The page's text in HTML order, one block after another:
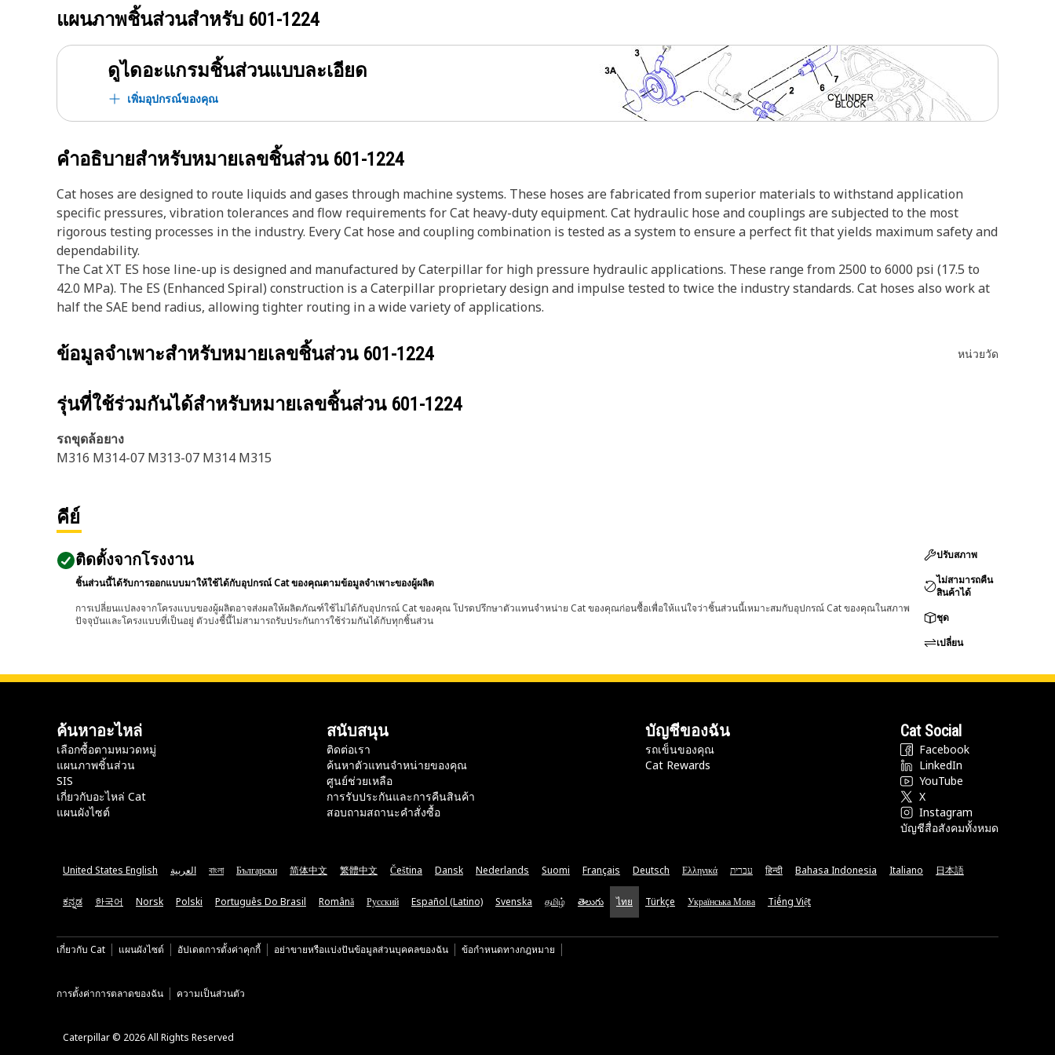
แผนภาพชิ้นส่วนสำหรับ 601-1224
ดูไดอะแกรมชิ้นส่วนแบบละเอียด
เพิ่มอุปกรณ์ของคุณ
คำอธิบายสำหรับหมายเลขชิ้นส่วน 601-1224
Cat hoses are designed to route liquids and gases through machine systems. These hoses are fabricated from superior materials to withstand application
specific pressures, vibration tolerances and flow requirements for Cat heavy-duty equipment. Cat hydraulic hose and couplings are subjected to the most
rigorous testing processes in the industry. Every Cat hose and coupling combination is tested as a system to ensure a perfect fit that yields maximum safety and
dependability.
The Cat XT ES hose line-up is designed and manufactured by Caterpillar for high pressure hydraulic applications. These range from 2500 to 6000 psi (17.5 to
42.0 MPa). The ES (Enhanced Spiral) construction is a Caterpillar proprietary design and impulse tested to twice the industry standards. Cat hoses also work at
half the SAE bend radius, allowing tighter routing in a wide variety of applications.
ข้อมูลจำเพาะสำหรับหมายเลขชิ้นส่วน 601-1224 หน่วยวัด
รุ่นที่ใช้ร่วมกันได้สำหรับหมายเลขชิ้นส่วน 601-1224
รถขุดล้อยาง
M316 M314-07 M313-07 M314 M315
คีย์
ติดตั้งจากโรงงาน
ชิ้นส่วนนี้ได้รับการออกแบบมาให้ใช้ได้กับอุปกรณ์ Cat ของคุณตามข้อมูลจำเพาะของผู้ผลิต
การเปลี่ยนแปลงจากโครงแบบของผู้ผลิตอาจส่งผลให้ผลิตภัณฑ์ใช้ไม่ได้กับอุปกรณ์ Cat ของคุณ โปรดปรึกษาตัวแทนจำหน่าย Cat ของคุณก่อนซื้อเพื่อให้แน่ใจว่าชิ้นส่วนนี้เหมาะสมกับอุปกรณ์ Cat ของคุณในสภาพ
ปัจจุบันและโครงแบบที่เป็นอยู่ ตัวบ่งชี้นี้ไม่สามารถรับประกันการใช้ร่วมกันได้กับทุกชิ้นส่วน
ปรับสภาพ
ไม่สามารถคืน
สินค้าได้
ชุด
เปลี่ยน
ค้นหาอะไหล่
เลือกซื้อตามหมวดหมู่
แผนภาพชิ้นส่วน
SIS
เกี่ยวกับอะไหล่ Cat
แผนผังไซต์
สนับสนุน
ติดต่อเรา
ค้นหาตัวแทนจำหน่ายของคุณ
ศูนย์ช่วยเหลือ
การรับประกันและการคืนสินค้า
สอบถามสถานะคำสั่งซื้อ
บัญชีของฉัน
รถเข็นของคุณ
Cat Rewards
Cat Social
Facebook
LinkedIn
YouTube
X
Instagram
บัญชีสื่อสังคมทั้งหมด
United States English العربية বাংলা Български 简体中文 繁體中文 Čeština Dansk Nederlands Suomi Français Deutsch Ελληνικά עברית हिन्दी Bahasa Indonesia Italiano 日本語
ಕನ್ನಡ 한국어 Norsk Polski Português Do Brasil Română Русский Español (Latino) Svenska தமிழ் తెలుగు ไทย Türkçe Українська Мова Tiếng Việt
เกี่ยวกับ Cat แผนผังไซต์ อัปเดตการตั้งค่าคุกกี้ อย่าขายหรือแบ่งปันข้อมูลส่วนบุคคลของฉัน ข้อกำหนดทางกฎหมาย
การตั้งค่าการตลาดของฉัน ความเป็นส่วนตัว
Caterpillar © 2026 All Rights Reserved